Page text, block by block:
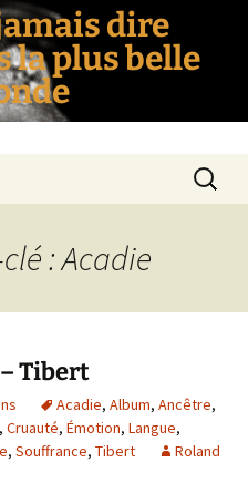
dire
la plus belle
: Acadie
Tibert
Acadie, Album, Ancêtre,
, Cruauté, Émotion, Langue,
, Souffrance, Tibert
Roland